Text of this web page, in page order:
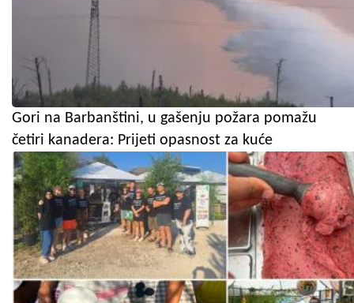
Gori na Barbanštini, u gašenju požara pomažu
četiri kanadera: Prijeti opasnost za kuće